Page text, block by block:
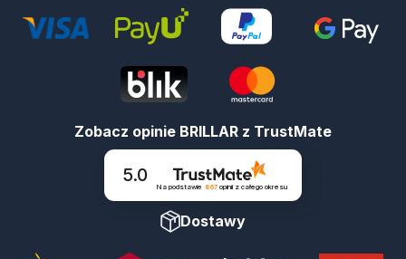
Zobacz opinie BRILLAR z TrustMate
5.0
Na podstawie 867 opinii z całego okresu
Dostawy